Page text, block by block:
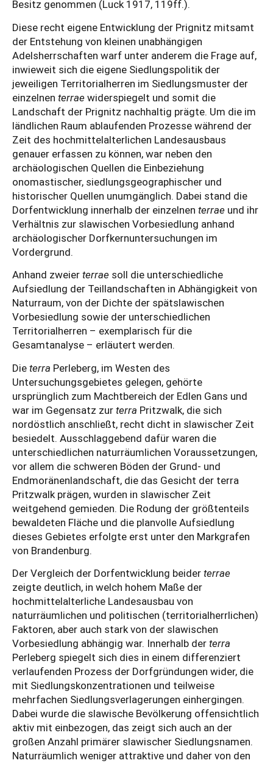
Besitz genommen (Luck 1917, 119ff.).
Diese recht eigene Entwicklung der Prignitz mitsamt
der Entstehung von kleinen unabhängigen
Adelsherrschaften warf unter anderem die Frage auf,
inwieweit sich die eigene Siedlungspolitik der
jeweiligen Territorialherren im Siedlungsmuster der
einzelnen terrae widerspiegelt und somit die
Landschaft der Prignitz nachhaltig prägte. Um die im
ländlichen Raum ablaufenden Prozesse während der
Zeit des hochmittelalterlichen Landesausbaus
genauer erfassen zu können, war neben den
archäologischen Quellen die Einbeziehung
onomastischer, siedlungsgeographischer und
historischer Quellen unumgänglich. Dabei stand die
Dorfentwicklung innerhalb der einzelnen terrae und ihr
Verhältnis zur slawischen Vorbesiedlung anhand
archäologischer Dorfkernuntersuchungen im
Vordergrund.
Anhand zweier terrae soll die unterschiedliche
Aufsiedlung der Teillandschaften in Abhängigkeit von
Naturraum, von der Dichte der spätslawischen
Vorbesiedlung sowie der unterschiedlichen
Territorialherren – exemplarisch für die
Gesamtanalyse – erläutert werden.
Die terra Perleberg, im Westen des
Untersuchungsgebietes gelegen, gehörte
ursprünglich zum Machtbereich der Edlen Gans und
war im Gegensatz zur terra Pritzwalk, die sich
nordöstlich anschließt, recht dicht in slawischer Zeit
besiedelt. Ausschlaggebend dafür waren die
unterschiedlichen naturräumlichen Voraussetzungen,
vor allem die schweren Böden der Grund- und
Endmoränenlandschaft, die das Gesicht der terra
Pritzwalk prägen, wurden in slawischer Zeit
weitgehend gemieden. Die Rodung der größtenteils
bewaldeten Fläche und die planvolle Aufsiedlung
dieses Gebietes erfolgte erst unter den Markgrafen
von Brandenburg.
Der Vergleich der Dorfentwicklung beider terrae
zeigte deutlich, in welch hohem Maße der
hochmittelalterliche Landesausbau von
naturräumlichen und politischen (territorialherrlichen)
Faktoren, aber auch stark von der slawischen
Vorbesiedlung abhängig war. Innerhalb der terra
Perleberg spiegelt sich dies in einem differenziert
verlaufenden Prozess der Dorfgründungen wider, die
mit Siedlungskonzentrationen und teilweise
mehrfachen Siedlungsverlagerungen einhergingen.
Dabei wurde die slawische Bevölkerung offensichtlich
aktiv mit einbezogen, das zeigt sich auch an der
großen Anzahl primärer slawischer Siedlungsnamen.
Naturräumlich weniger attraktive und daher von den